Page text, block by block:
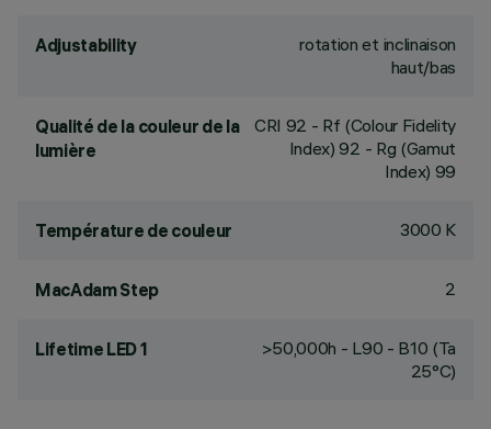
Adjustability
rotation et inclinaison
haut/bas
Qualité de la couleur de la
lumière
CRI 92 - Rf (Colour Fidelity
Index) 92 - Rg (Gamut
Index) 99
Température de couleur 3000 K
MacAdam Step 2
Lifetime LED 1
>50,000h - L90 - B10 (Ta
25°C)